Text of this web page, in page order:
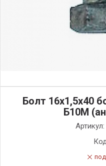
Болт 16х1,5х40
Б10М
Артикул: